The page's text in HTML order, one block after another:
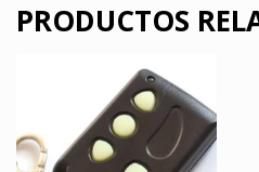
PRODUCTOS